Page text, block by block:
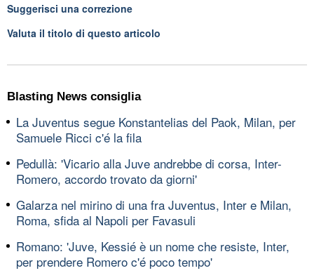
Suggerisci una correzione
Valuta il titolo di questo articolo
Blasting News consiglia
La Juventus segue Konstantelias del Paok, Milan, per
Samuele Ricci c'é la fila
Pedullà: 'Vicario alla Juve andrebbe di corsa, Inter-
Romero, accordo trovato da giorni'
Galarza nel mirino di una fra Juventus, Inter e Milan,
Roma, sfida al Napoli per Favasuli
Romano: 'Juve, Kessié è un nome che resiste, Inter,
per prendere Romero c'é poco tempo'